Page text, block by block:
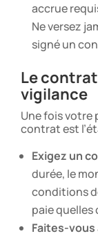
accrue
Ne versez
signé un
Le
vigilance
Une fois votre
contrat est
Exigez un
durée, le
conditions
paie quelles
Faites-vous